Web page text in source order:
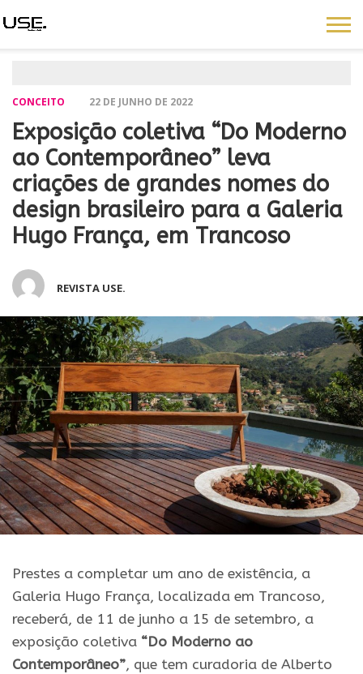
CONCEITO 22 DE JUNHO DE 2022
Exposição coletiva “Do Moderno
ao Contemporâneo” leva
criações de grandes nomes do
design brasileiro para a Galeria
Hugo França, em Trancoso
REVISTA USE.
Prestes a completar um ano de existência, a
Galeria Hugo França, localizada em Trancoso,
receberá, de 11 de junho a 15 de setembro, a
exposição coletiva “Do Moderno ao
Contemporâneo”, que tem curadoria de Alberto